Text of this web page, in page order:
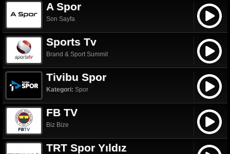
A Spor
Son Sayfa
Sports Tv
Brand & Sport Summit
Tivibu Spor
Kategori: Spor
FB TV
Biz Bize
TRT Spor Yıldız